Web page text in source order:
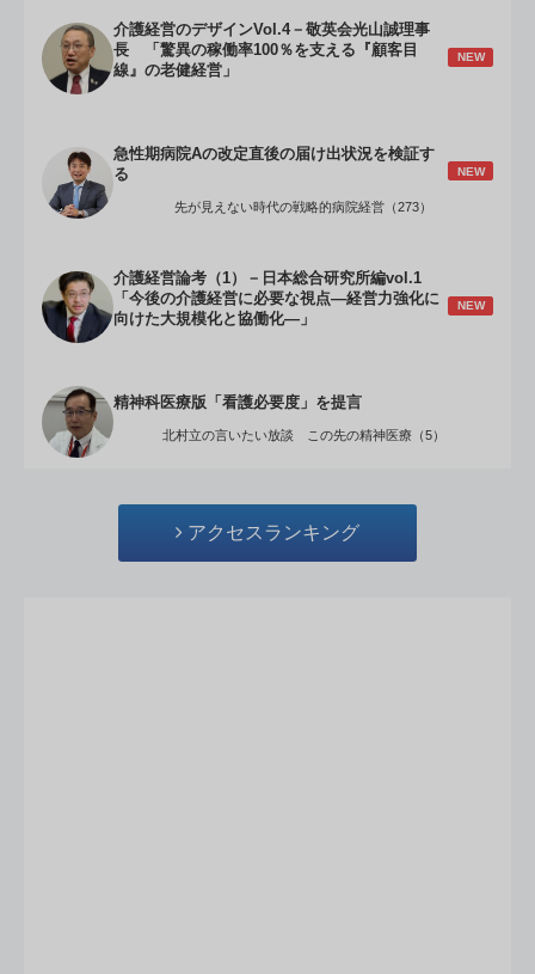
介護経営のデザインVol.4－敬英会光山誠理事
長 「驚異の稼働率100％を支える『顧客目
線』の老健経営」
NEW
急性期病院Aの改定直後の届け出状況を検証す
る
NEW
先が見えない時代の戦略的病院経営（273）
介護経営論考（1）－日本総合研究所編vol.1
「今後の介護経営に必要な視点―経営力強化に
向けた大規模化と協働化―」
NEW
精神科医療版「看護必要度」を提言
北村立の言いたい放談 この先の精神医療（5）
アクセスランキング